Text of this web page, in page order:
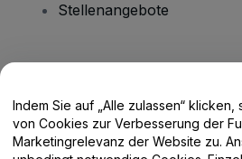
Stellenangebote
Hilfe-Center / Kontakt
Indem Sie auf „Alle zulassen“
von Cookies zur Verbesserung der
Marketingrelevanz der Website zu. Ansonsten verwenden wir nur